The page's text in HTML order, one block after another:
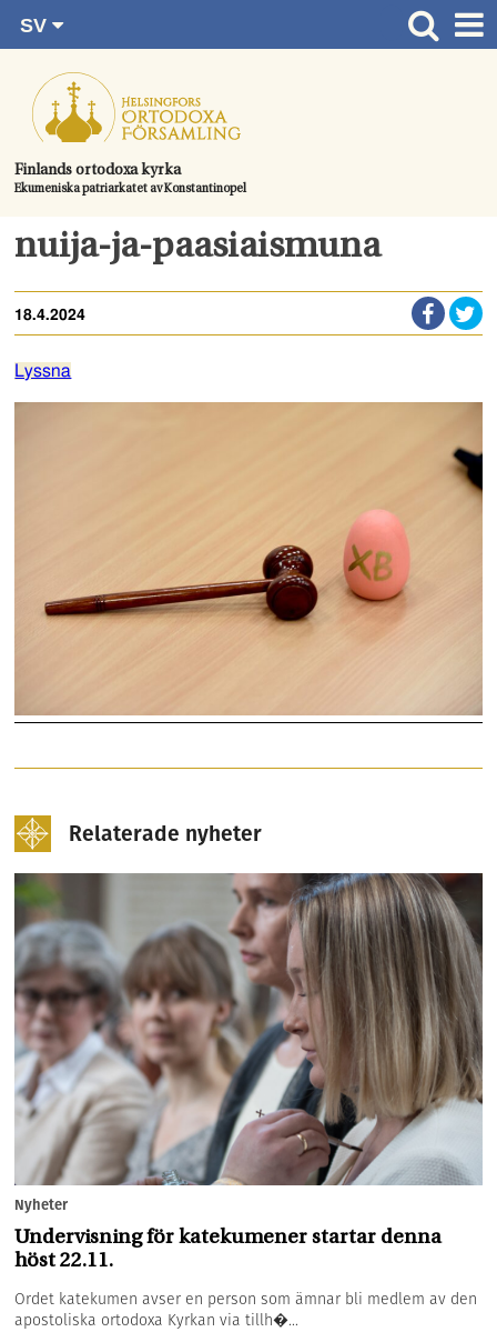
direkt
innehållet.
Finlands ortodoxa kyrka
Ekumeniska patriarkatet av Konstantinopel
SV
RU
EN
UA
Huvudsida
Gudstjänster
Kom med
Kontaktuppgifter
Bröllop
Begravningen
nuija-ja-paasiaismuna
18.4.2024
Lyssna
Relaterade nyheter
Nyheter
Undervisning för katekumener startar denna
höst 22.11.
Ordet katekumen avser en person som ämnar bli medlem av den
apostoliska ortodoxa Kyrkan via tillh�...